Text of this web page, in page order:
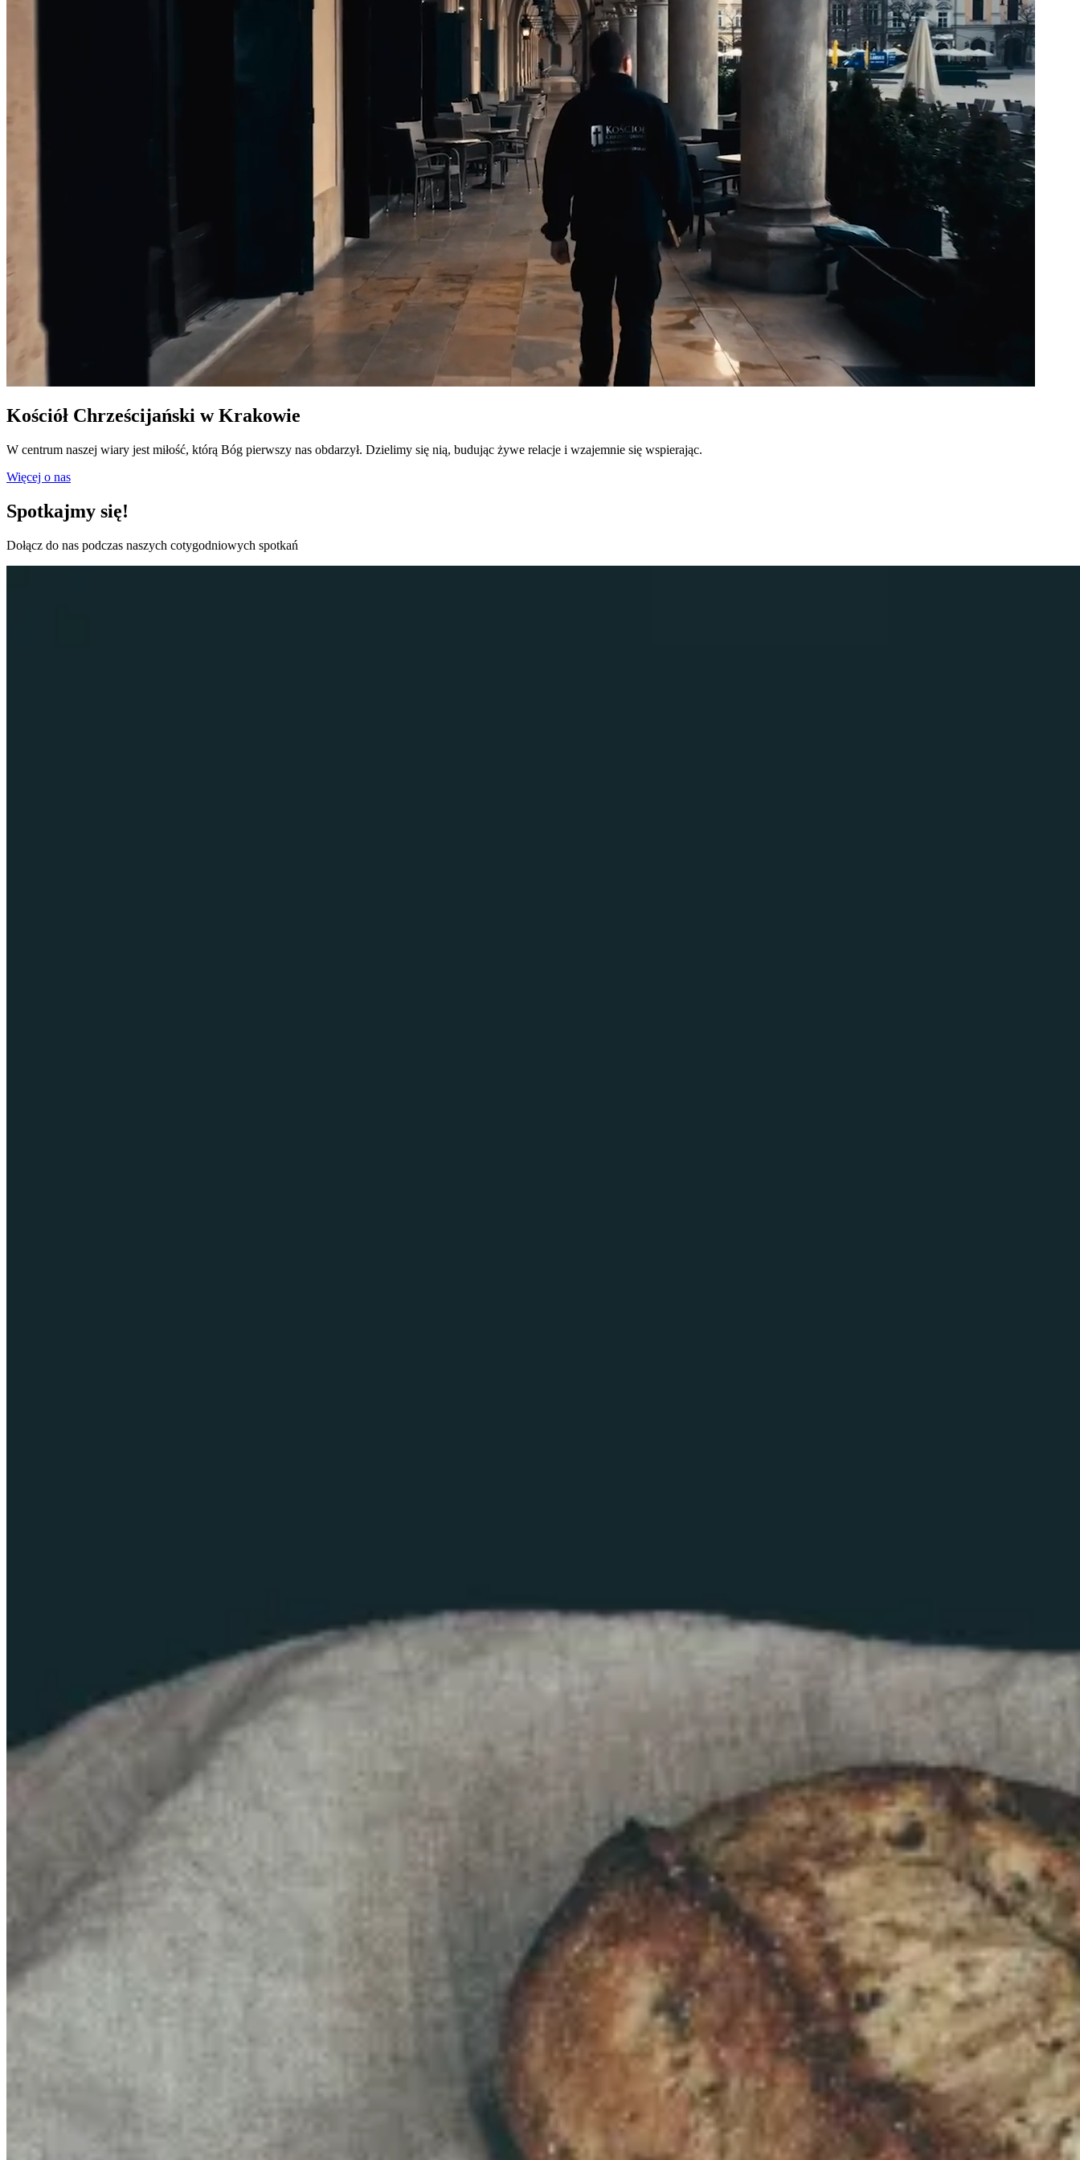
Kościół Chrześcijański w Krakowie
W centrum naszej wiary jest miłość, którą Bóg pierwszy nas obdarzył. Dzielimy się nią, budując żywe relacje i wzajemnie się wspierając.
Więcej o nas
Spotkajmy się!
Dołącz do nas podczas naszych cotygodniowych spotkań